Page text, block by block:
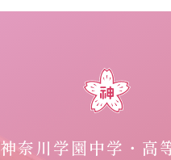
神奈川学園中学・高